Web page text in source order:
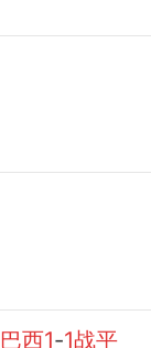
巴西1-1战平